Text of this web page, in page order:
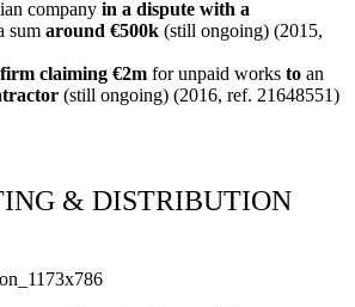
company in a dispute with a
sum around €500k (still ongoing) (2015,
claiming €2m for unpaid works to an
(still ongoing) (2016, ref. 21648551)
& DISTRIBUTION